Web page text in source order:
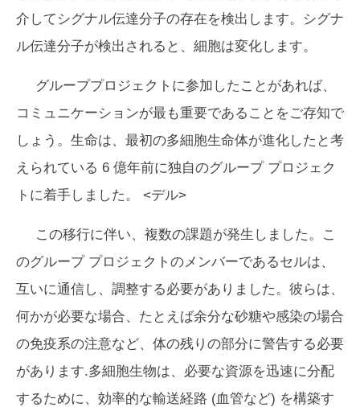
介してシグナル伝達分子の存在を検出します。シグナ
ル伝達分子が検出されると、細胞は変化します。
グループプロジェクトに参加したことがあれば、
コミュニケーションが最も重要であることをご存知で
しょう。生命は、最初の多細胞生命体が進化したと考
えられている 6 億年前に独自のグループ プロジェク
トに着手しました。 <デル>
この移行に伴い、複数の課題が発生しました。こ
のグループ プロジェクトのメンバーであるセルは、
互いに通信し、調整する必要がありました。彼らは、
何かが必要な場合、たとえば余分な砂糖や感染の場合
の免疫系の注意など、体の残りの部分に警告する必要
があります.多細胞生物は、必要な資源を迅速に分配
するために、効率的な輸送経路 (血管など) を構築す